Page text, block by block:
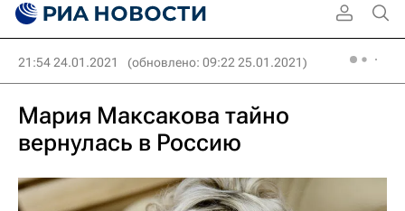
21:54 24.01.2021 (обновлено: 09:22 25.01.2021)
Мария Максакова тайно
вернулась в Россию